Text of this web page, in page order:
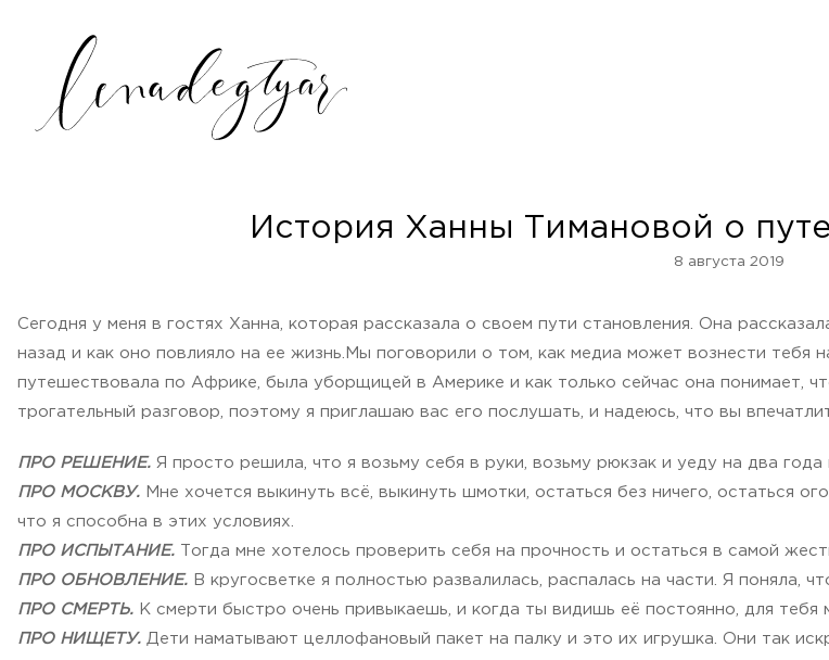
История Ханны Тимановой о
8 августа 2019
Сегодня у меня в гостях Ханна, которая рассказала о своем пути становления. Она
назад и как оно повлияло на ее жизнь.Мы поговорили о том, как медиа может вознести тебя
путешествовала по Африке, была уборщицей в Америке и как только сейчас она понимает,
трогательный разговор, поэтому я приглашаю вас его послушать, и надеюсь, что вы
ПРО РЕШЕНИЕ. Я просто решила, что я возьму себя в руки, возьму рюкзак и уеду на два
ПРО МОСКВУ. Мне хочется выкинуть всё, выкинуть шмотки, остаться без ничего, остаться
что я способна в этих условиях.
ПРО ИСПЫТАНИЕ. Тогда мне хотелось проверить себя на прочность и остаться в самой
ПРО ОБНОВЛЕНИЕ. В кругосветке я полностью развалилась, распалась на части. Я поняла,
ПРО СМЕРТЬ. К смерти быстро очень привыкаешь, и когда ты видишь её постоянно, для тебя
ПРО НИЩЕТУ. Дети наматывают целлофановый пакет на палку и это их игрушка. Они так